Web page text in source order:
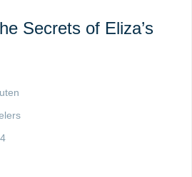
Secrets of Eliza’s